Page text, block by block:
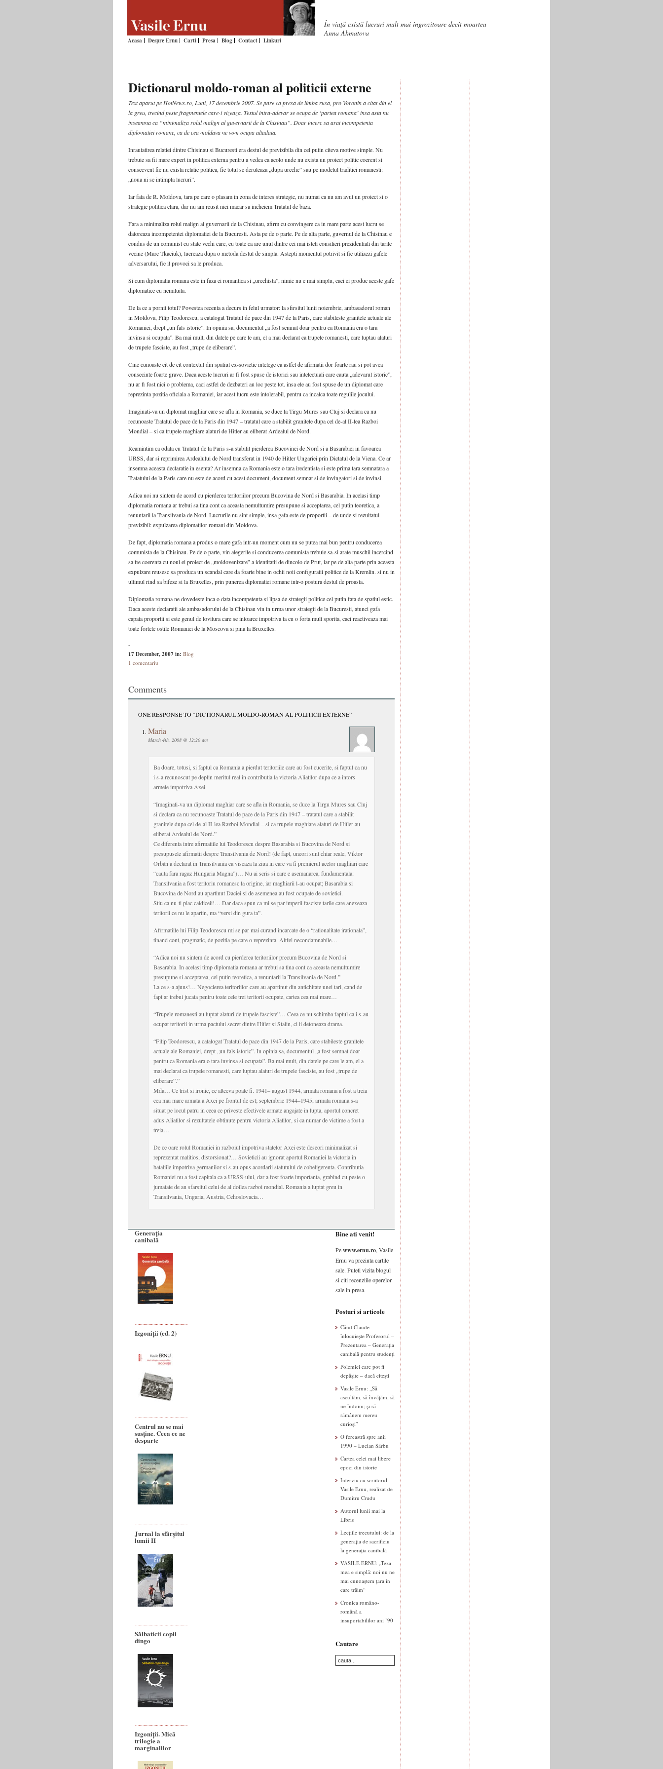
Acasa Despre Ernu Carti Presa Blog Contact Linkuri
În viaţă există lucruri mult mai îngrozitoare decît moartea
Anna Ahmatova
Dictionarul moldo-roman al politicii externe
Text aparut pe HotNews.ro, Luni, 17 decembrie 2007. Se pare ca presa de limba rusa, pro Voronin a citat din el
la greu, trecind peste fragmentele care-i vizeaza. Textul intra-adevar se ocupa de ‘partea romana’ insa asta nu
inseamna ca “minimaliza rolul malign al guvernarii de la Chisinau”. Doar incerc sa arat incompetenta
diplomatiei romane, ca de cea moldava ne vom ocupa altadata.
Inrautatirea relatiei dintre Chisinau si Bucuresti era destul de previzibila din cel putin citeva motive simple. Nu
trebuie sa fii mare expert in politica externa pentru a vedea ca acolo unde nu exista un proiect politic coerent si
consecvent fie nu exista relatie politica, fie totul se deruleaza „dupa ureche” sau pe modelul traditiei romanesti:
„noua ni se intimpla lucruri”.
Iar fata de R. Moldova, tara pe care o plasam in zona de interes strategic, nu numai ca nu am avut un proiect si o
strategie politica clara, dar nu am reusit nici macar sa incheiem Tratatul de baza.
Fara a minimaliza rolul malign al guvernarii de la Chisinau, afirm cu convingere ca in mare parte acest lucru se
datoreaza incompetentei diplomatiei de la Bucuresti. Asta pe de o parte. Pe de alta parte, guvernul de la Chisinau e
condus de un comunist cu state vechi care, cu toate ca are unul dintre cei mai isteti consilieri prezidentiali din tarile
vecine (Marc Tkaciuk), lucreaza dupa o metoda destul de simpla. Astepti momentul potrivit si fie utilizezi gafele
adversarului, fie il provoci sa le produca.
Si cum diplomatia romana este in faza ei romantica si „urechista”, nimic nu e mai simplu, caci ei produc aceste gafe
diplomatice cu nemiluita.
De la ce a pornit totul? Povestea recenta a decurs in felul urmator: la sfirsitul lunii noiembrie, ambasadorul roman
in Moldova, Filip Teodorescu, a catalogat Tratatul de pace din 1947 de la Paris, care stabileste granitele actuale ale
Romaniei, drept „un fals istoric”. In opinia sa, documentul „a fost semnat doar pentru ca Romania era o tara
invinsa si ocupata”. Ba mai mult, din datele pe care le am, el a mai declarat ca trupele romanesti, care luptau alaturi
de trupele fasciste, au fost „trupe de eliberare”.
Cine cunoaste cit de cit contextul din spatiul ex-sovietic intelege ca astfel de afirmatii dor foarte rau si pot avea
consecinte foarte grave. Daca aceste lucruri ar fi fost spuse de istorici sau intelectuali care cauta „adevarul istoric”,
nu ar fi fost nici o problema, caci astfel de dezbateri au loc peste tot. insa ele au fost spuse de un diplomat care
reprezinta pozitia oficiala a Romaniei, iar acest lucru este intolerabil, pentru ca incalca toate regulile jocului.
Imaginati-va un diplomat maghiar care se afla in Romania, se duce la Tirgu Mures sau Cluj si declara ca nu
recunoaste Tratatul de pace de la Paris din 1947 – tratatul care a stabilit granitele dupa cel de-al II-lea Razboi
Mondial – si ca trupele maghiare alaturi de Hitler au eliberat Ardealul de Nord.
Reamintim ca odata cu Tratatul de la Paris s-a stabilit pierderea Bucovinei de Nord si a Basarabiei in favoarea
URSS, dar si reprimirea Ardealului de Nord transferat in 1940 de Hitler Ungariei prin Dictatul de la Viena. Ce ar
insemna aceasta declaratie in esenta? Ar insemna ca Romania este o tara iredentista si este prima tara semnatara a
Tratatului de la Paris care nu este de acord cu acest document, document semnat si de invingatori si de invinsi.
Adica noi nu sintem de acord cu pierderea teritoriilor precum Bucovina de Nord si Basarabia. In acelasi timp
diplomatia romana ar trebui sa tina cont ca aceasta nemultumire presupune si acceptarea, cel putin teoretica, a
renuntarii la Transilvania de Nord. Lucrurile nu sint simple, insa gafa este de proportii – de unde si rezultatul
previzibil: expulzarea diplomatilor romani din Moldova.
De fapt, diplomatia romana a produs o mare gafa intr-un moment cum nu se putea mai bun pentru conducerea
comunista de la Chisinau. Pe de o parte, vin alegerile si conducerea comunista trebuie sa-si arate muschii incercind
sa fie coerenta cu noul ei proiect de „moldovenizare” a identitatii de dincolo de Prut, iar pe de alta parte prin aceasta
expulzare reusesc sa produca un scandal care da foarte bine in ochii noii configuratii politice de la Kremlin. si nu in
ultimul rind sa bifeze si la Bruxelles, prin punerea diplomatiei romane intr-o postura destul de proasta.
Diplomatia romana ne dovedeste inca o data incompetenta si lipsa de strategii politice cel putin fata de spatiul estic.
Daca aceste declaratii ale ambasadorului de la Chisinau vin in urma unor strategii de la Bucuresti, atunci gafa
capata proportii si este genul de lovitura care se intoarce impotriva ta cu o forta mult sporita, caci reactiveaza mai
toate fortele ostile Romaniei de la Moscova si pina la Bruxelles.
-
17 December, 2007 in: Blog
1 comentariu
Comments
ONE RESPONSE TO “DICTIONARUL MOLDO-ROMAN AL POLITICII EXTERNE”
Maria
March 4th, 2008 @ 12:20 am
Ba doare, totusi, si faptul ca Romania a pierdut teritoriile care au fost cucerite, si faptul ca nu
i s-a recunoscut pe deplin meritul real in contributia la victoria Aliatilor dupa ce a intors
armele impotriva Axei.
“Imaginati-va un diplomat maghiar care se afla in Romania, se duce la Tirgu Mures sau Cluj
si declara ca nu recunoaste Tratatul de pace de la Paris din 1947 – tratatul care a stabilit
granitele dupa cel de-al II-lea Razboi Mondial – si ca trupele maghiare alaturi de Hitler au
eliberat Ardealul de Nord.”
Ce diferenta intre afirmatiile lui Teodorescu despre Basarabia si Bucovina de Nord si
presupusele afirmatii despre Transilvania de Nord! (de fapt, uneori sunt chiar reale, Viktor
Orbán a declarat in Transilvania ca viseaza la ziua in care va fi premierul acelor maghiari care
“cauta fara ragaz Hungaria Magna”)… Nu ai scris si care e asemanarea, fundamentala:
Transilvania a fost teritoriu romanesc la origine, iar maghiarii l-au ocupat; Basarabia si
Bucovina de Nord au apartinut Daciei si de asemenea au fost ocupate de sovietici.
Stiu ca nu-ti plac caldiceii!… Dar daca spun ca mi se par imperii fasciste tarile care anexeaza
teritorii ce nu le apartin, ma “versi din gura ta”.
Afirmatiile lui Filip Teodorescu mi se par mai curand incarcate de o “rationalitate irationala”,
tinand cont, pragmatic, de pozitia pe care o reprezinta. Altfel necondamnabile…
“Adica noi nu sintem de acord cu pierderea teritoriilor precum Bucovina de Nord si
Basarabia. In acelasi timp diplomatia romana ar trebui sa tina cont ca aceasta nemultumire
presupune si acceptarea, cel putin teoretica, a renuntarii la Transilvania de Nord.”
La ce s-a ajuns!… Negocierea teritoriilor care au apartinut din antichitate unei tari, cand de
fapt ar trebui jucata pentru toate cele trei teritorii ocupate, cartea cea mai mare…
“Trupele romanesti au luptat alaturi de trupele fasciste”… Ceea ce nu schimba faptul ca i s-au
ocupat teritorii in urma pactului secret dintre Hitler si Stalin, ci ii detoneaza drama.
“Filip Teodorescu, a catalogat Tratatul de pace din 1947 de la Paris, care stabileste granitele
actuale ale Romaniei, drept „un fals istoric”. In opinia sa, documentul „a fost semnat doar
pentru ca Romania era o tara invinsa si ocupata”. Ba mai mult, din datele pe care le am, el a
mai declarat ca trupele romanesti, care luptau alaturi de trupele fasciste, au fost „trupe de
eliberare”.”
Mda… Ce trist si ironic, ce altceva poate fi. 1941– august 1944, armata romana a fost a treia
cea mai mare armata a Axei pe frontul de est; septembrie 1944–1945, armata romana s-a
situat pe locul patru in ceea ce priveste efectivele armate angajate in lupta, aportul concret
adus Aliatilor si rezultatele obtinute pentru victoria Aliatilor, si ca numar de victime a fost a
treia…
De ce oare rolul Romaniei in razboiul impotriva statelor Axei este deseori minimalizat si
reprezentat malitios, distorsionat?… Sovieticii au ignorat aportul Romaniei la victoria in
bataliile impotriva germanilor si s-au opus acordarii statutului de cobeligerenta. Contributia
Romaniei nu a fost capitala ca a URSS-ului, dar a fost foarte importanta, grabind cu peste o
jumatate de an sfarsitul celui de al doilea razboi mondial. Romania a luptat greu in
Transilvania, Ungaria, Austria, Cehoslovacia…
Generaţia
canibală
Izgoniții (ed. 2)
Centrul nu se mai
susține. Ceea ce ne
desparte
Jurnal la sfârșitul
lumii II
Sălbaticii copii
dingo
Izgoniții. Mică
trilogie a
marginalilor
Bine ati venit!
Pewww.ernu.ro, Vasile
Ernu va prezinta cartile
sale. Puteti vizita blogul
si citi recenziile operelor
sale in presa.
Posturi si articole
Când Claude
înlocuiește Profesorul –
Prezentarea – Generația
canibală pentru studenți
Polemici care pot fi
depășite – dacă citești
Vasile Ernu: „Să
ascultăm, să învățăm, să
ne îndoim; și să
rămânem mereu
curioși”
O fereastră spre anii
1990 – Lucian Sârbu
Cartea celei mai libere
epoci din istorie
Interviu cu scriitorul
Vasile Ernu, realizat de
Dumitru Crudu
Autorul lunii mai la
Libris
Lecțiile trecutului: de la
generația de sacrificiu
la generația canibală
VASILE ERNU: „Teza
mea e simplă: noi nu ne
mai cunoaștem țara în
care trăim“
Cronica româno-
română a
insuportabililor ani ’90
Cautare